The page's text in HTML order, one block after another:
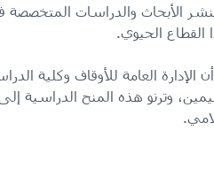
الأبحاث والدراسات المتخصصة
القطاع الحيوي.
وترنو هذه المنح الدراسية